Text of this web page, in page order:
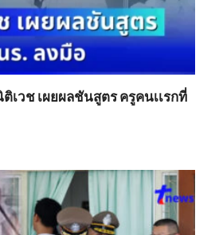
เวช เผยผลชันสูตร ครูคนเเรกที่